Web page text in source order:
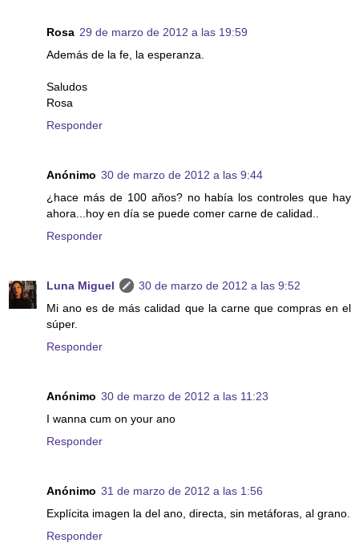
Rosa 29 de marzo de 2012 a las 19:59
Además de la fe, la esperanza.
Saludos
Rosa
Responder
Anónimo 30 de marzo de 2012 a las 9:44
¿hace más de 100 años? no había los controles que hay
ahora...hoy en día se puede comer carne de calidad..
Responder
Luna Miguel
30 de marzo de 2012 a las 9:52
Mi ano es de más calidad que la carne que compras en el
súper.
Responder
Anónimo 30 de marzo de 2012 a las 11:23
I wanna cum on your ano
Responder
Anónimo 31 de marzo de 2012 a las 1:56
Explícita imagen la del ano, directa, sin metáforas, al grano.
Responder